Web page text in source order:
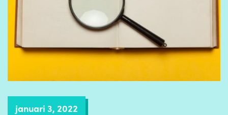
januari 3, 2022